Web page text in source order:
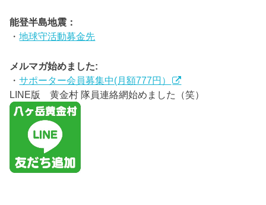
能登半島地震：
・地球守活動募金先
メルマガ始めました:
・サポーター会員募集中(月額777円）
LINE版 黄金村 隊員連絡網始めました（笑）